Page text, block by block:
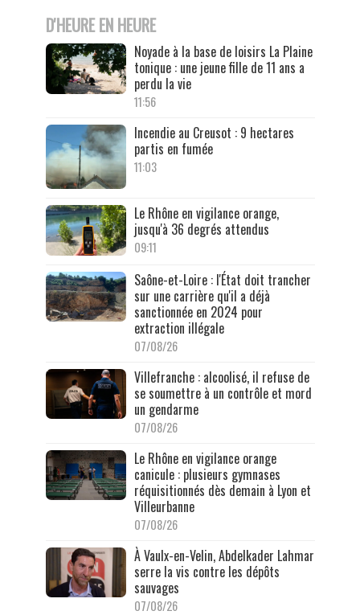
D'HEURE EN HEURE
Noyade à la base de loisirs La Plaine
tonique : une jeune fille de 11 ans a
perdu la vie
11:56
Incendie au Creusot : 9 hectares
partis en fumée
11:03
Le Rhône en vigilance orange,
jusqu'à 36 degrés attendus
09:11
Saône-et-Loire : l'État doit trancher
sur une carrière qu'il a déjà
sanctionnée en 2024 pour
extraction illégale
07/08/26
Villefranche : alcoolisé, il refuse de
se soumettre à un contrôle et mord
un gendarme
07/08/26
Le Rhône en vigilance orange
canicule : plusieurs gymnases
réquisitionnés dès demain à Lyon et
Villeurbanne
07/08/26
À Vaulx-en-Velin, Abdelkader Lahmar
serre la vis contre les dépôts
sauvages
07/08/26